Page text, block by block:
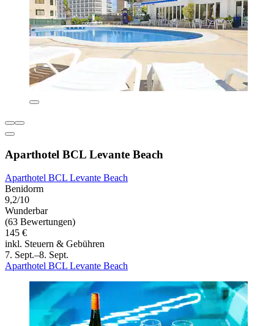
Aparthotel BCL Levante Beach
Aparthotel BCL Levante Beach
Benidorm
9,2/10
Wunderbar
(63 Bewertungen)
145 €
inkl. Steuern & Gebühren
7. Sept.–8. Sept.
Aparthotel BCL Levante Beach